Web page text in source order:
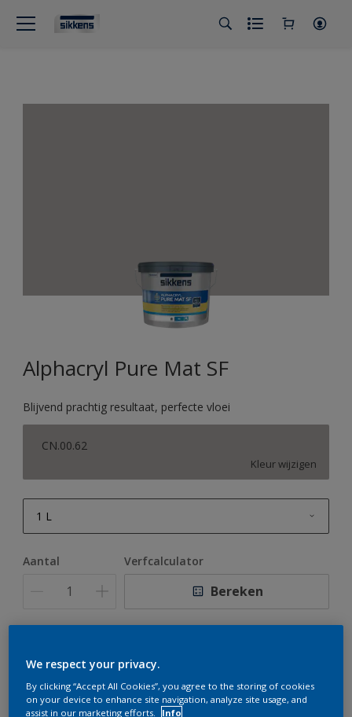
Alphacryl Pure Mat SF
Blijvend prachtig resultaat, perfecte vloei
CN.00.62
Kleur wijzigen
1 L
Aantal Verfcalculator
Bereken
te bestellen. Houd de website in de gaten, we werken
er hard aan om de voorraad aan te vullen.
We respect your privacy.
By clicking “Accept All Cookies”, you agree to the storing of cookies
on your device to enhance site navigation, analyze site usage, and
assist in our marketing efforts.
Info